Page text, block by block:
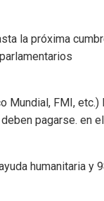
la próxima
Mundial, FMI, etc.)
pagarse. en el
humanitaria y